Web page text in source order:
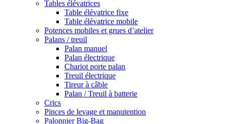
Tables élévatrices
Table élévatrice fixe
Table élévatrice mobile
Potences mobiles et grues d’atelier
Palans / treuil
Palan manuel
Palan électrique
Chariot porte palan
Treuil électrique
Tireur à câble
Palan / Treuil à batterie
Crics
Pinces de levage et manutention
Palonnier Big-Bag